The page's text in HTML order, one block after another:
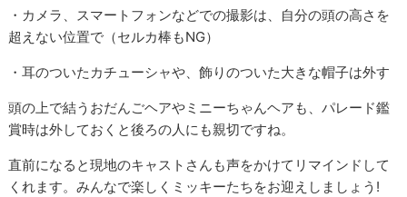
・カメラ、スマートフォンなどでの撮影は、自分の頭の高さを
超えない位置で（セルカ棒もNG）
・耳のついたカチューシャや、飾りのついた大きな帽子は外す
頭の上で結うおだんごヘアやミニーちゃんヘアも、パレード鑑
賞時は外しておくと後ろの人にも親切ですね。
直前になると現地のキャストさんも声をかけてリマインドして
くれます。みんなで楽しくミッキーたちをお迎えしましょう!